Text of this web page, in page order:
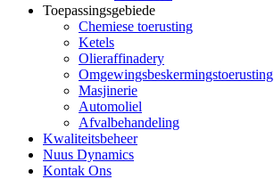
Toepassingsgebiede
Chemiese toerusting
Ketels
Olieraffinadery
Omgewingsbeskermingstoerusting
Masjinerie
Automoliel
Afvalbehandeling
Kwaliteitsbeheer
Nuus Dynamics
Kontak Ons